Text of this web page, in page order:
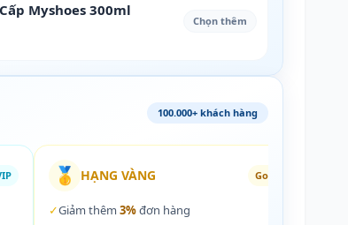
Myshoes 300ml
Chọn thêm
100.000+ khách hàng
🥇 HẠNG VÀNG Gold
✓Giảm thêm 3%đơn hàng